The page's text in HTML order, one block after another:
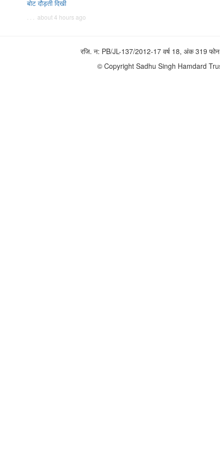
बोट दौड़ती दिखी
. . . about 4 hours ago
रजि. न: PB/JL-137/2012-17 वर्ष 18, अंक 319
© Copyright Sadhu Singh Hamdard